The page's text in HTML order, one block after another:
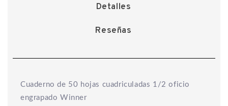
Detalles
Reseñas
Cuaderno de 50 hojas cuadriculadas 1/2 oficio
engrapado Winner